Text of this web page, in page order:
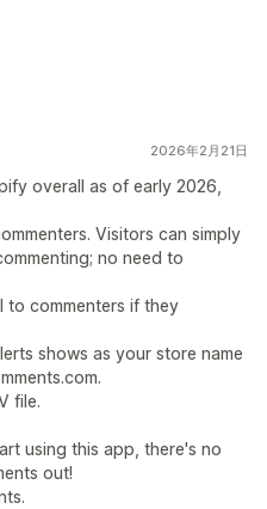
2026年2月21日
overall as of early 2026,
Visitors can simply
no need to
to commenters if they
shows as your store name
file.
using this app, there's no
out!